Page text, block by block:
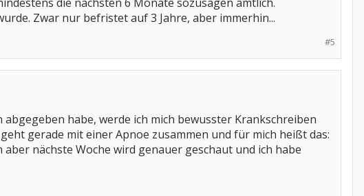
Zwar nur befristet auf 3 Jahre, aber immerhin...
#5
habe, werde ich mich bewusster Krankschreiben
gerade mit einer Apnoe zusammen und für mich heißt das:
aber nächste Woche wird genauer geschaut und ich habe